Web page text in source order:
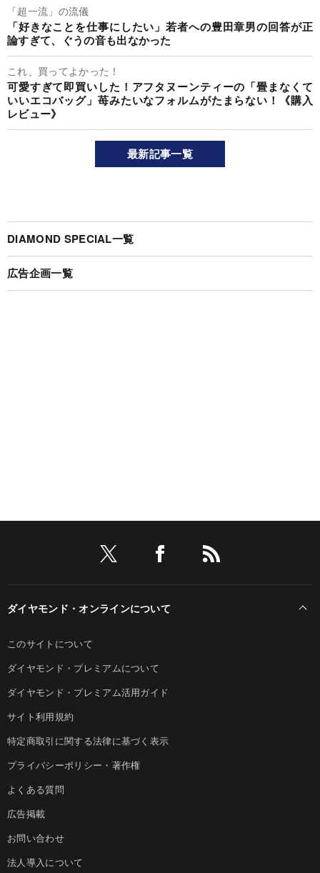
「超一流」の流儀
「好きなことを仕事にしたい」若者への豊田章男の回答が正
論すぎて、ぐうの音も出なかった
これ、買ってよかった！
可愛すぎて即買いした！アフタヌーンティーの「畳まなくて
いいエコバッグ」苺みたいなフォルムがたまらない！《購入
レビュー》
最新記事一覧
DIAMOND SPECIAL一覧
広告企画一覧
ダイヤモンド・オンラインについて
このサイトについて
ダイヤモンド・プレミアムについて
ダイヤモンド・プレミアム活用ガイド
サイト利用規約
特定商取引に関する法律に基づく表示
プライバシーポリシー・著作権
よくある質問
広告掲載
お問い合わせ
法人導入について